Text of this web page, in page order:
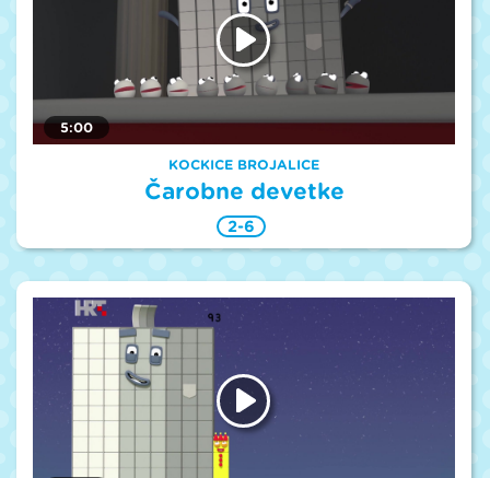
5:00
KOCKICE BROJALICE
Čarobne devetke
2-6